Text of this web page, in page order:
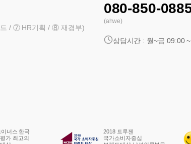
/ ⑦ HR기획 / ⑧ 재경부)
080-850-
(ahwe)
상담시간 : 월~금 09:00
2018 트루젠
국가소비자중심
신